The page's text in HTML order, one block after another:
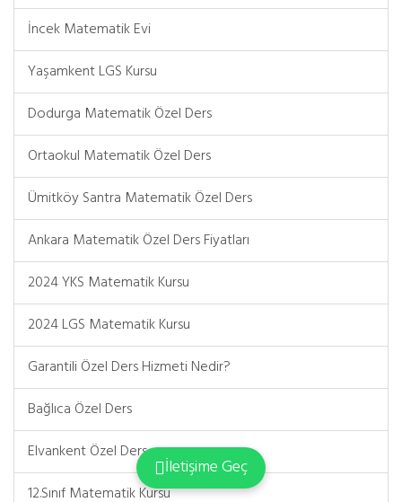
İncek Matematik Evi
Yaşamkent LGS Kursu
Dodurga Matematik Özel Ders
Ortaokul Matematik Özel Ders
Ümitköy Santra Matematik Özel Ders
Ankara Matematik Özel Ders Fiyatları
2024 YKS Matematik Kursu
2024 LGS Matematik Kursu
Garantili Özel Ders Hizmeti Nedir?
Bağlıca Özel Ders
Elvankent Özel Ders
12.Sınıf Matematik Kursu
İletişime Geç